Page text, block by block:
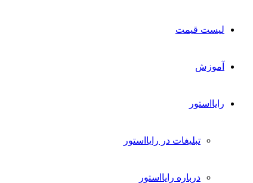
لیست قیمت
آموزش
رایااستور
تبلیغات در رایااستور
درباره رایااستور